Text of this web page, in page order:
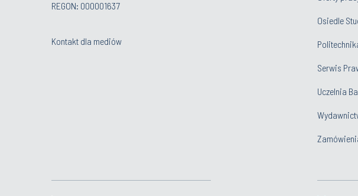
REGON: 000001637
Kontakt dla mediów
Osiedle
Serwis
Uczelnia